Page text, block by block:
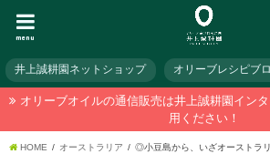
menu
井上誠耕園ネットショップ オリーブレシピブ
オリーブオイルの通信販売は井上誠耕園イン
用ください！
HOME オーストラリア ◎小豆島から、いざオーストラ